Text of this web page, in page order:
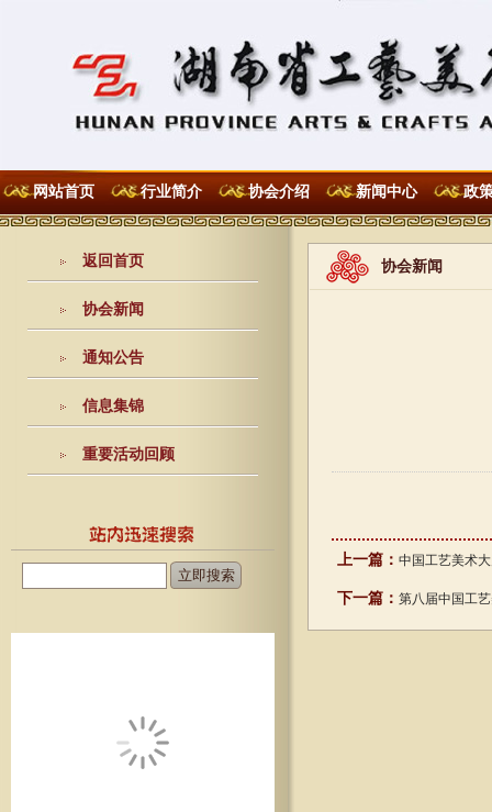
网站首页 行业简介 协会介绍 新闻中心 政
返回首页
协会新闻
通知公告
信息集锦
重要活动回顾
协会新闻
上一篇： 中国工艺美术
下一篇： 第八届中国工